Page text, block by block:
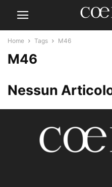
Home Tags M46
M46
Nessun